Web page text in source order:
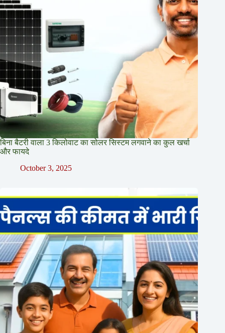
बिना बैटरी वाला 3 किलोवाट का सोलर सिस्टम लगवाने का कुल खर्चा
और फायदे
October 3, 2025